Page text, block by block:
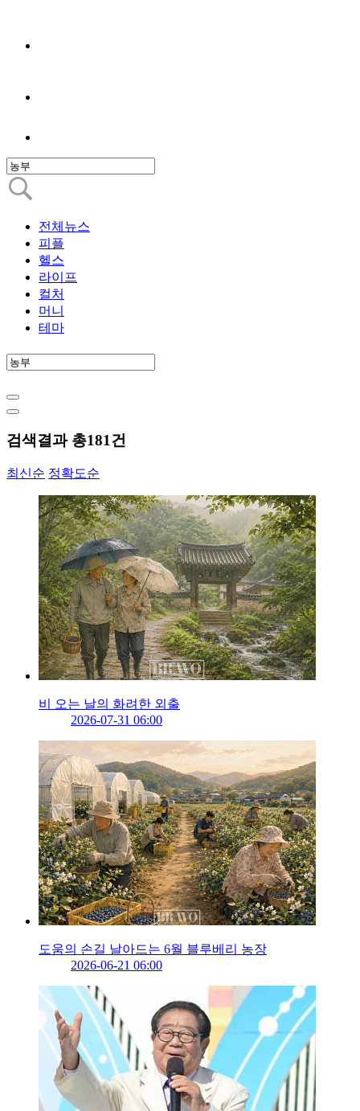
전체뉴스
피플
헬스
라이프
컬처
머니
테마
검색결과 총181건
최신순 정확도순
비 오는 날의 화려한 외출
2026-07-31 06:00
도움의 손길 날아드는 6월 블루베리 농장
2026-06-21 06:00